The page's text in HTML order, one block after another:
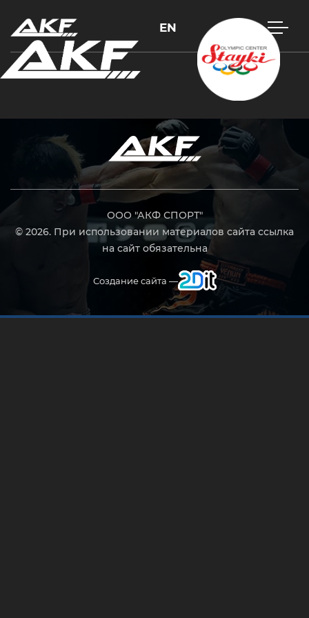
EN
ООО "АКФ СПОРТ"
© 2026. При использовании материалов сайта ссылка
на сайт обязательна
Создание сайта —
Нажмите Enter для поиска или Esc, чтобы закрыть